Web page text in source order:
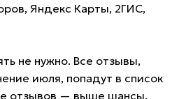
Яндекс Карты, 2ГИС,
не нужно. Все отзывы,
июля, попадут в список
отзывов — выше шансы.